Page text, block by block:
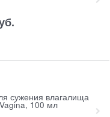
сужения влагалища
100 мл